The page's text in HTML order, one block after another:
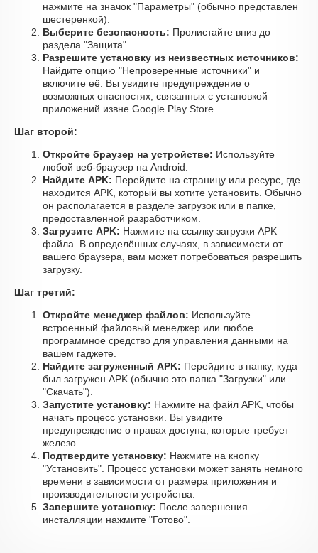
нажмите на значок "Параметры" (обычно представлен
шестеренкой).
Выберите безопасность: Пролистайте вниз до
раздела "Защита".
Разрешите установку из неизвестных источников:
Найдите опцию "Непроверенные источники" и
включите её. Вы увидите предупреждение о
возможных опасностях, связанных с установкой
приложений извне Google Play Store.
Шаг второй:
Откройте браузер на устройстве: Используйте
любой веб-браузер на Android.
Найдите APK: Перейдите на страницу или ресурс, где
находится APK, который вы хотите установить. Обычно
он располагается в разделе загрузок или в папке,
предоставленной разработчиком.
Загрузите APK: Нажмите на ссылку загрузки APK
файла. В определённых случаях, в зависимости от
вашего браузера, вам может потребоваться разрешить
загрузку.
Шаг третий:
Откройте менеджер файлов: Используйте
встроенный файловый менеджер или любое
программное средство для управления данными на
вашем гаджете.
Найдите загруженный APK: Перейдите в папку, куда
был загружен APK (обычно это папка "Загрузки" или
"Скачать").
Запустите установку: Нажмите на файл APK, чтобы
начать процесс установки. Вы увидите
предупреждение о правах доступа, которые требует
железо.
Подтвердите установку: Нажмите на кнопку
"Установить". Процесс установки может занять немного
времени в зависимости от размера приложения и
производительности устройства.
Завершите установку: После завершения
инсталляции нажмите "Готово".